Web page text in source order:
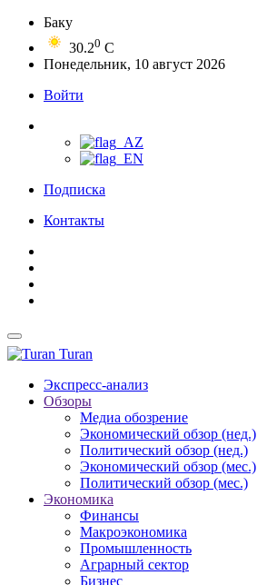
Баку
30.20 C
Понедельник, 10 август 2026
Войти
Подписка
Контакты
Turan
Экспресс-анализ
Обзоры
Медиа обозрение
Экономический обзор (нед.)
Политический обзор (нед.)
Экономический обзор (мес.)
Политический обзор (мес.)
Экономика
Финансы
Макроэкономика
Промышленность
Аграрный сектор
Бизнес